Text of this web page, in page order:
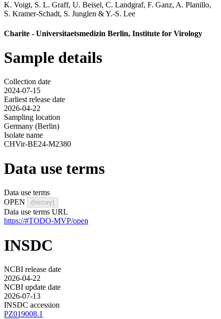
K. Voigt, S. L. Graff, U. Beisel, C. Landgraf, F. Ganz, A. Planillo,
S. Kramer-Schadt, S. Junglen &Y.-S. Lee
Charite - Universitaetsmedizin Berlin, Institute for Virology
Sample details
Collection date
2024-07-15
Earliest release date
2026-04-22
Sampling location
Germany (Berlin)
Isolate name
CHVir-BE24-M2380
Data use terms
Data use terms
OPEN
(history)
Data use terms URL
https://#TODO-MVP/open
INSDC
NCBI release date
2026-04-22
NCBI update date
2026-07-13
INSDC accession
PZ019008.1